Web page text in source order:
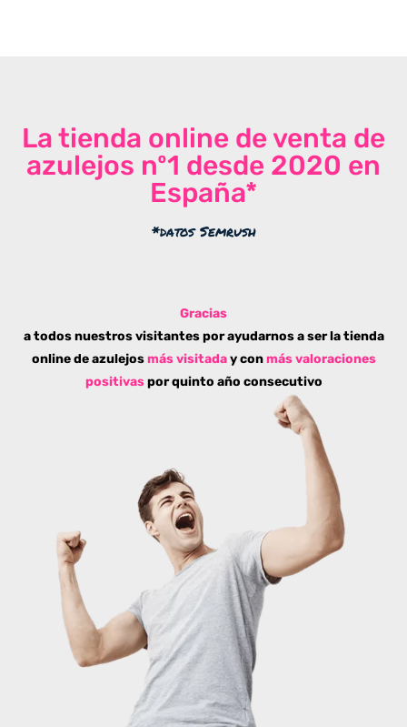
La tienda online de venta de
azulejos nº1 desde 2020 en
España*
*datos Semrush
Gracias
a todos nuestros visitantes por ayudarnos a ser la tienda
online de azulejos más visitaday conmás valoraciones
positivaspor quinto año consecutivo